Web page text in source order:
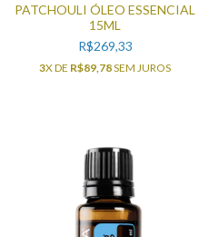
PATCHOULI ÓLEO ESSENCIAL
15ML
R$269,33
3X DE R$89,78SEM JUROS